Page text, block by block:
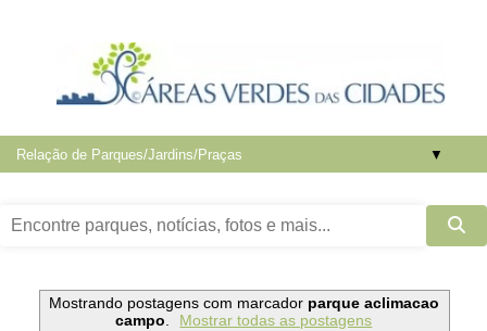
▼
Mostrando postagens com marcador parque aclimacao
campo. Mostrar todas as postagens